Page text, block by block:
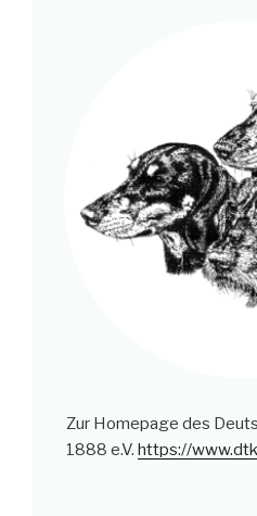
Zur Homepage des
1888 e.V.https://